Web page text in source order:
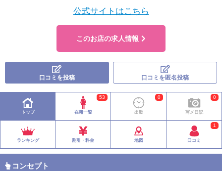
公式サイトはこちら
このお店の求人情報
口コミを投稿 口コミを匿名投稿
トップ 在籍一覧
53
出勤
0
写メ日記
0
ランキング 割引・料金 地図 口コミ
1
コンセプト